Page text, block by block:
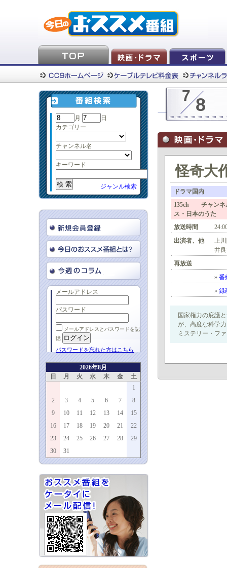
月
日
カテゴリー
チャンネル名
キーワード
ジャンル検索
メールアドレス
パスワード
メールアドレスとパスワードを記
憶
パスワードを忘れた方はこちら
2026年8月
日
月 火 水 木 金
土
1
2
3 4 5 6 7
8
9
10 11 12 13 14
15
16
17 18 19 20 21
22
23
24 25 26 27 28
29
30
31
7 8
怪奇大
ドラマ国内
135ch チャンネ
ス・日本のうた
放送時間
出演者、他
上
井
再放送
» 番
» 録
国家権力の庇護
が、高度な科学
ミステリー・フ